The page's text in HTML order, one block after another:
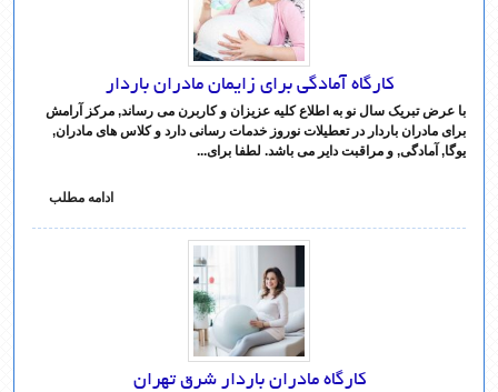
کارگاه آمادگی برای زایمان مادران باردار
با عرض تبریک سال نو به اطلاع کلیه عزیزان و کاربرن می رساند, مرکز آرامش
برای مادران باردار در تعطیلات نوروز خدمات رسانی دارد و کلاس های مادران,
یوگا, آمادگی, و مراقبت دایر می باشد. لطفا برای...
ادامه مطلب
کارگاه مادران باردار شرق تهران